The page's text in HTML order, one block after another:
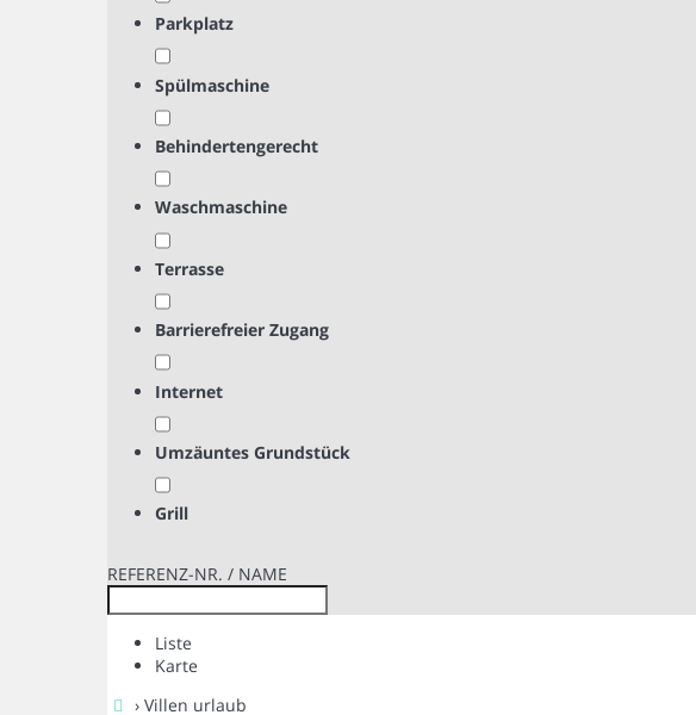
Parkplatz
Spülmaschine
Behindertengerecht
Waschmaschine
Terrasse
Barrierefreier Zugang
Internet
Umzäuntes Grundstück
Grill
REFERENZ-NR. / NAME
Liste
Karte
› Villen urlaub